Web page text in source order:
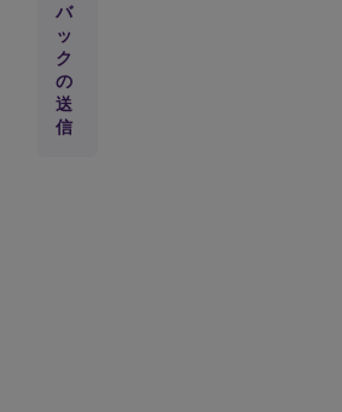
ユ
ー
ザ
ー
ご
と
バ
ッ
ク
の
送
信